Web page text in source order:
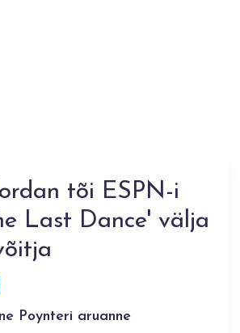
tõi ESPN-i
Last Dance' välja
Poynteri aruanne